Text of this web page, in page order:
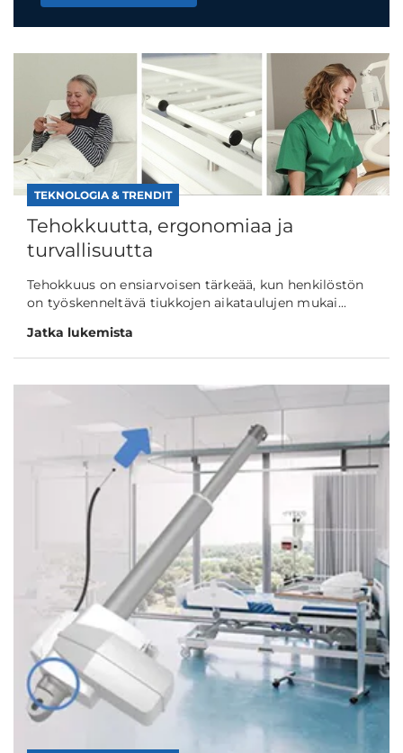
TEKNOLOGIA & TRENDIT
Tehokkuutta, ergonomiaa ja
turvallisuutta
Tehokkuus on ensiarvoisen tärkeää, kun henkilöstön
on työskenneltävä tiukkojen aikataulujen mukai...
Jatka lukemista